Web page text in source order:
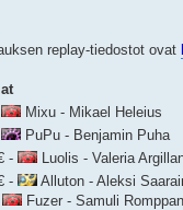
replay-tiedostot ovat
Mixu - Mikael Heleius
PuPu - Benjamin Puha
-
Luolis - Valeria
-
Alluton - Aleksi
Fuzer - Samuli